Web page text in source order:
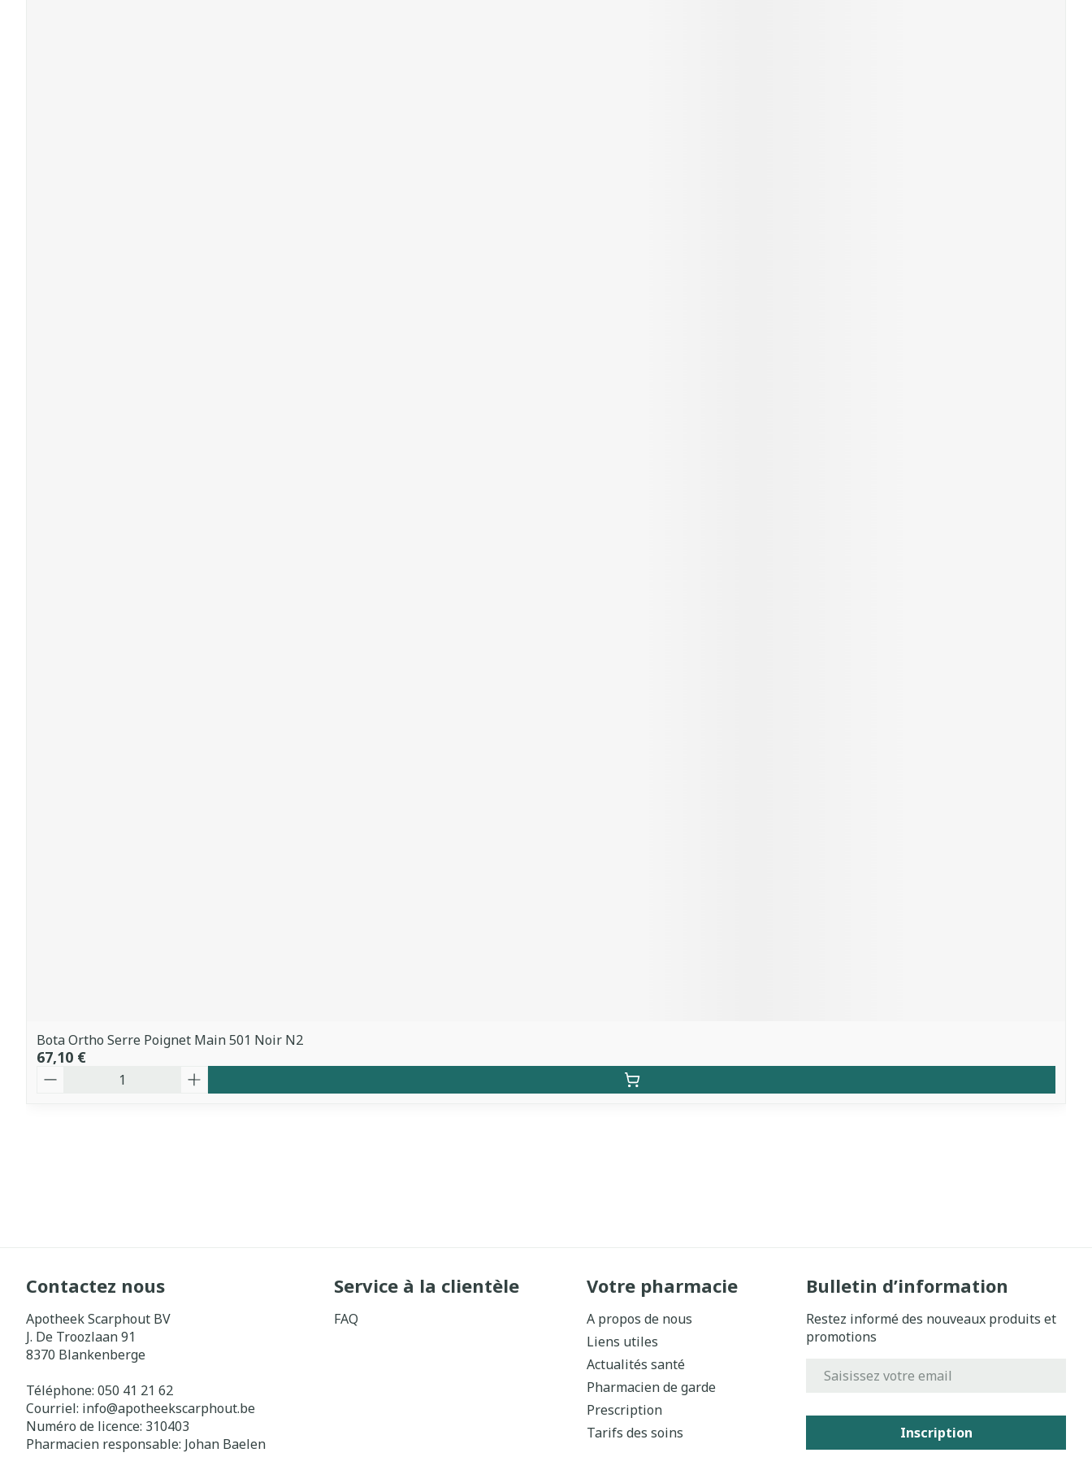
Bota Ortho Serre Poignet Main 501 Noir N2
67,10 €
Contactez nous
Apotheek Scarphout BV
J. De Troozlaan 91
8370 Blankenberge
Téléphone: 050 41 21 62
Courriel: info@apotheekscarphout.be
Numéro de licence: 310403
Pharmacien responsable: Johan Baelen
Service à la clientèle
FAQ
Votre pharmacie
A propos de nous
Liens utiles
Actualités santé
Pharmacien de garde
Prescription
Tarifs des soins
Bulletin d’information
Restez informé des nouveaux produits et
promotions
Inscription